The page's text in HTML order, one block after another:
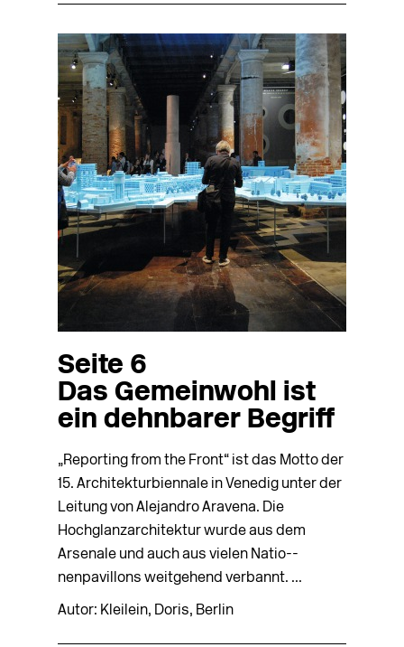
Seite 6
Das Gemeinwohl ist
ein dehnbarer Begriff
„Reporting from the Front“ ist das Motto der
15. Architekturbiennale in Venedig unter der
Leitung von Alejandro Aravena. Die
Hochglanzarchitektur wurde aus dem
Arsenale und auch aus vielen Na­tio-­
nenpavillons weitgehend verbannt. ...
Autor: Kleilein, Doris, Berlin